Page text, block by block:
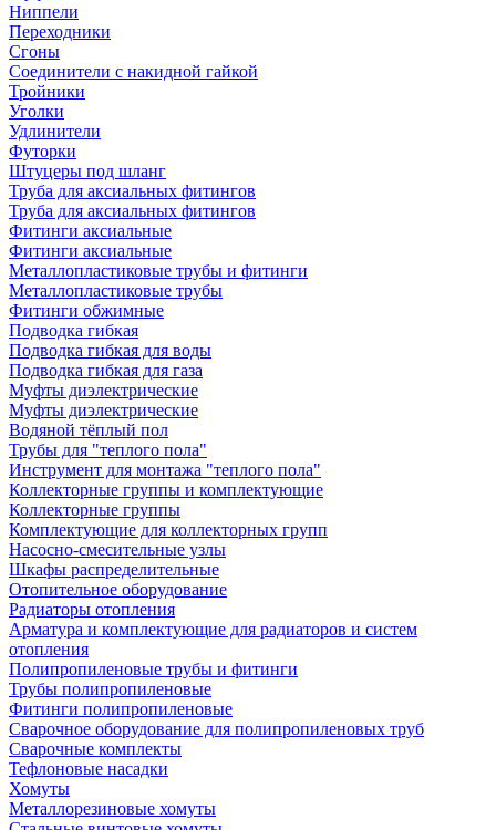
Ниппели
Переходники
Сгоны
Соединители с накидной гайкой
Тройники
Уголки
Удлинители
Футорки
Штуцеры под шланг
Труба для аксиальных фитингов
Труба для аксиальных фитингов
Фитинги аксиальные
Фитинги аксиальные
Металлопластиковые трубы и фитинги
Металлопластиковые трубы
Фитинги обжимные
Подводка гибкая
Подводка гибкая для воды
Подводка гибкая для газа
Муфты диэлектрические
Муфты диэлектрические
Водяной тёплый пол
Трубы для "теплого пола"
Инструмент для монтажа "теплого пола"
Коллекторные группы и комплектующие
Коллекторные группы
Комплектующие для коллекторных групп
Насосно-смесительные узлы
Шкафы распределительные
Отопительное оборудование
Радиаторы отопления
Арматура и комплектующие для радиаторов и систем
отопления
Полипропиленовые трубы и фитинги
Трубы полипропиленовые
Фитинги полипропиленовые
Сварочное оборудование для полипропиленовых труб
Сварочные комплекты
Тефлоновые насадки
Хомуты
Металлорезиновые хомуты